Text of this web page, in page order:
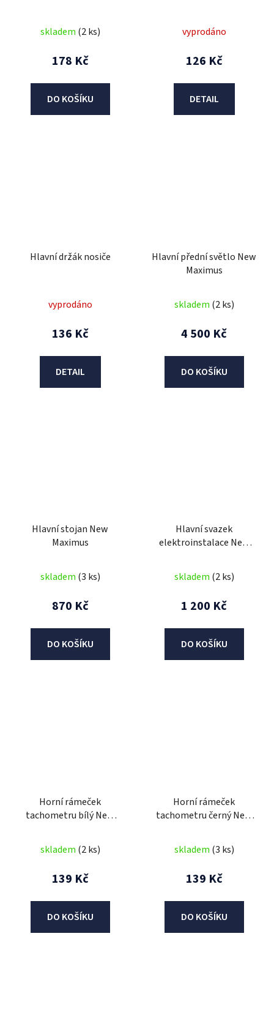
skladem (2 ks)
178 Kč
DO KOŠÍKU
vyprodáno
126 Kč
DETAIL
Hlavní držák nosiče
vyprodáno
136 Kč
DETAIL
Hlavní přední světlo New
Maximus
skladem (2 ks)
4 500 Kč
DO KOŠÍKU
Hlavní stojan New
Maximus
skladem (3 ks)
870 Kč
DO KOŠÍKU
Hlavní svazek
elektroinstalace New
skladem (2 ks)
1 200 Kč
DO KOŠÍKU
Horní rámeček
tachometru bílý New
skladem (2 ks)
139 Kč
DO KOŠÍKU
Horní rámeček
tachometru černý New
skladem (3 ks)
139 Kč
DO KOŠÍKU